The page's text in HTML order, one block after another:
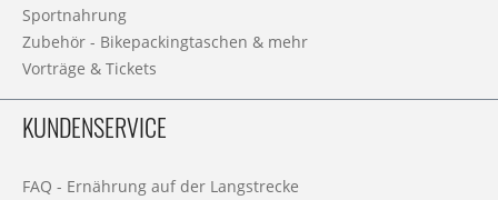
Sportnahrung
Zubehör - Bikepackingtaschen & mehr
Vorträge & Tickets
KUNDENSERVICE
FAQ - Ernährung auf der Langstrecke